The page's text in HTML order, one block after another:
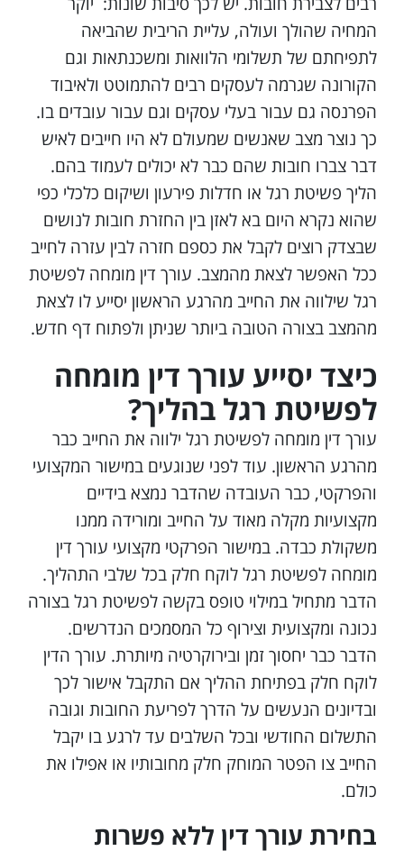
המחיה שהולך ועולה, עליית הריבית שהביאה
לתפיחתם של תשלומי הלוואות ומשכנתאות וגם
הקורונה שגרמה לעסקים רבים להתמוטט ולאיבוד
הפרנסה גם עבור בעלי עסקים וגם עבור עובדים בו.
כך נוצר מצב שאנשים שמעולם לא היו חייבים לאיש
דבר צברו חובות שהם כבר לא יכולים לעמוד בהם.
הליך פשיטת רגל או חדלות פירעון ושיקום כלכלי כפי
שהוא נקרא היום בא לאזן בין החזרת חובות לנושים
שבצדק רוצים לקבל את כספם חזרה לבין עזרה לחייב
ככל האפשר לצאת מהמצב. עורך דין מומחה לפשיטת
רגל שילווה את החייב מהרגע הראשון יסייע לו לצאת
מהמצב בצורה הטובה ביותר שניתן ולפתוח דף חדש.
כיצד יסייע עורך דין מומחה
לפשיטת רגל בהליך?
עורך דין מומחה לפשיטת רגל ילווה את החייב כבר
מהרגע הראשון. עוד לפני שנוגעים במישור המקצועי
והפרקטי, כבר העובדה שהדבר נמצא בידיים
מקצועיות מקלה מאוד על החייב ומורידה ממנו
משקולת כבדה. במישור הפרקטי מקצועי עורך דין
מומחה לפשיטת רגל לוקח חלק בכל שלבי התהליך.
הדבר מתחיל במילוי טופס בקשה לפשיטת רגל בצורה
נכונה ומקצועית וצירוף כל המסמכים הנדרשים.
הדבר כבר יחסוך זמן ובירוקרטיה מיותרת. עורך הדין
לוקח חלק בפתיחת ההליך אם התקבל אישור לכך
ובדיונים הנעשים על הדרך לפריעת החובות וגובה
התשלום החודשי ובכל השלבים עד לרגע בו יקבל
החייב צו הפטר המוחק חלק מחובותיו או אפילו את
כולם.
בחירת עורך דין ללא פשרות